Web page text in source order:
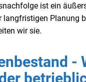
ist ein
langfristigen Planung
wir sie.
-